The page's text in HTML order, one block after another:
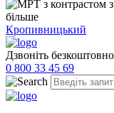
Кропивницький
Дзвоніть безкоштовно
0 800 33 45 69